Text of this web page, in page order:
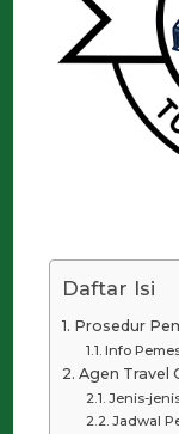
Daftar Isi
Prosedur
Info
Agen Travel
Jenis-
Jadwal